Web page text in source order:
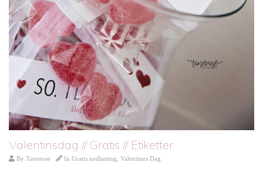
Valentinsdag // Gratis // Etiketter
By Tonerose In Gratis nedlasting Valentines Dag